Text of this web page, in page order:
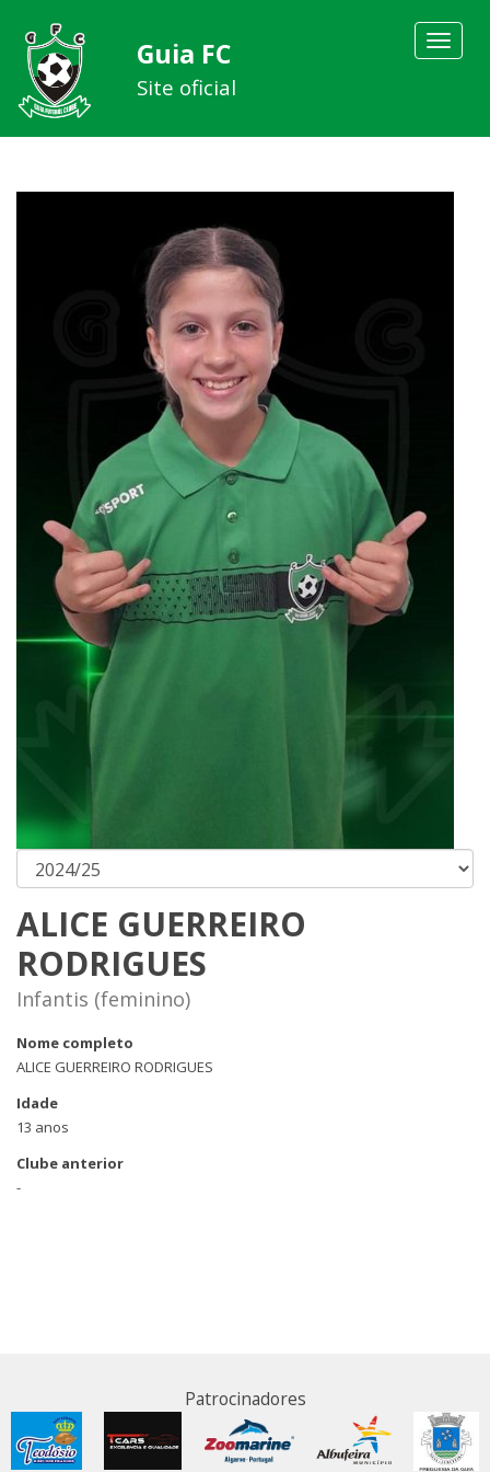
Toggle
Guia FC
Site oficial
ALICE GUERREIRO
RODRIGUES
Infantis (feminino)
Nome completo
ALICE GUERREIRO RODRIGUES
Idade
13 anos
Clube anterior
-
Patrocinadores